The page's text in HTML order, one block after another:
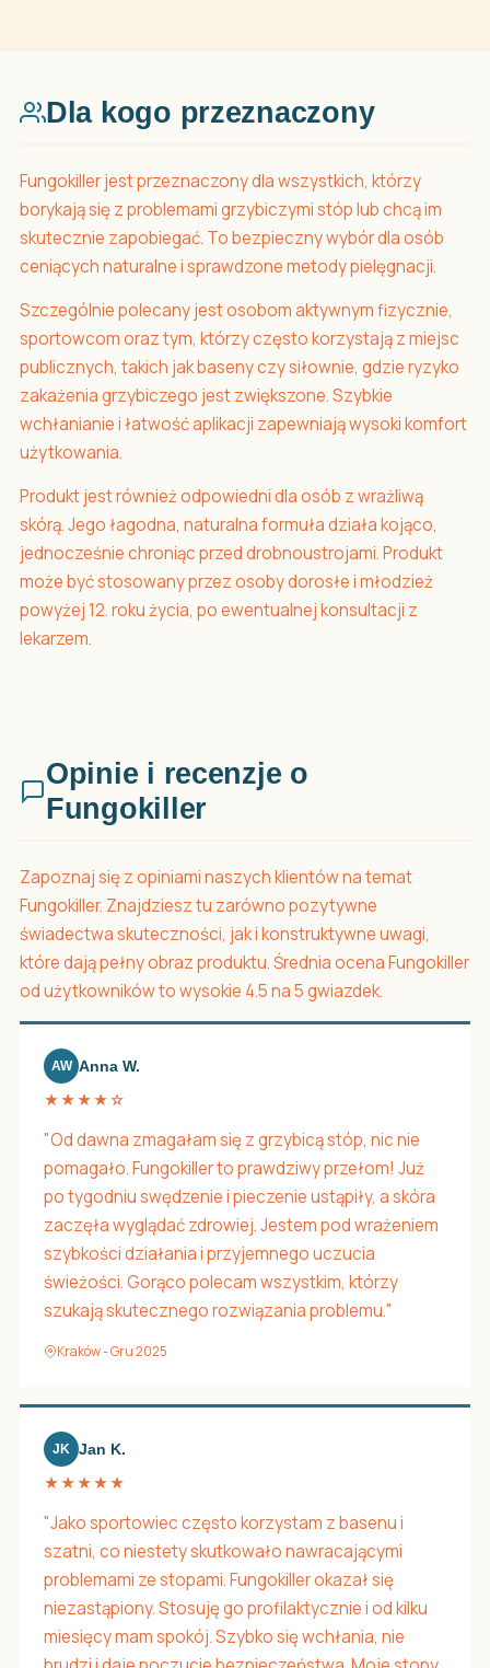
Dla kogo przeznaczony
Fungokiller jest przeznaczony dla wszystkich, którzy
borykają się z problemami grzybiczymi stóp lub chcą im
skutecznie zapobiegać. To bezpieczny wybór dla osób
ceniących naturalne i sprawdzone metody pielęgnacji.
Szczególnie polecany jest osobom aktywnym fizycznie,
sportowcom oraz tym, którzy często korzystają z miejsc
publicznych, takich jak baseny czy siłownie, gdzie ryzyko
zakażenia grzybiczego jest zwiększone. Szybkie
wchłanianie i łatwość aplikacji zapewniają wysoki komfort
użytkowania.
Produkt jest również odpowiedni dla osób z wrażliwą
skórą. Jego łagodna, naturalna formuła działa kojąco,
jednocześnie chroniąc przed drobnoustrojami. Produkt
może być stosowany przez osoby dorosłe i młodzież
powyżej 12. roku życia, po ewentualnej konsultacji z
lekarzem.
Opinie i recenzje o
Fungokiller
Zapoznaj się z opiniami naszych klientów na temat
Fungokiller. Znajdziesz tu zarówno pozytywne
świadectwa skuteczności, jak i konstruktywne uwagi,
które dają pełny obraz produktu. Średnia ocena Fungokiller
od użytkowników to wysokie 4.5 na 5 gwiazdek.
AW Anna W.
★★★★☆
"Od dawna zmagałam się z grzybicą stóp, nic nie
pomagało. Fungokiller to prawdziwy przełom! Już
po tygodniu swędzenie i pieczenie ustąpiły, a skóra
zaczęła wyglądać zdrowiej. Jestem pod wrażeniem
szybkości działania i przyjemnego uczucia
świeżości. Gorąco polecam wszystkim, którzy
szukają skutecznego rozwiązania problemu."
Kraków - Gru 2025
JK Jan K.
★★★★★
"Jako sportowiec często korzystam z basenu i
szatni, co niestety skutkowało nawracającymi
problemami ze stopami. Fungokiller okazał się
niezastąpiony. Stosuję go profilaktycznie i od kilku
miesięcy mam spokój. Szybko się wchłania, nie